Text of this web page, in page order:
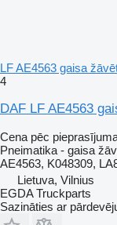
LF AE4563 gaisa
4
DAF LF AE4563
Cena pēc
Pneimatika - gaisa
AE4563, K048309,
Lietuva, Vilnius
EGDA Truckparts
Sazināties ar